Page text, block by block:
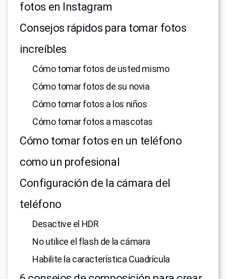
fotos en Instagram
Consejos rápidos para tomar fotos
increíbles
Cómo tomar fotos de usted mismo
Cómo tomar fotos de su novia
Cómo tomar fotos a los niños
Cómo tomar fotos a mascotas
Cómo tomar fotos en un teléfono
como un profesional
Configuración de la cámara del
teléfono
Desactive el HDR
No utilice el flash de la cámara
Habilite la característica Cuadrícula